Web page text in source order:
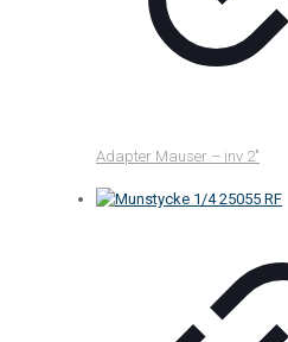
Adapter Mauser – inv 2″